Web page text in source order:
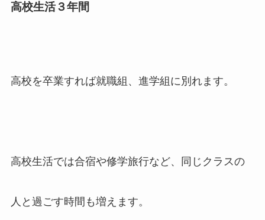
高校生活３年間
高校を卒業すれば就職組、進学組に別れます。
高校生活では合宿や修学旅行など、同じクラスの
人と過ごす時間も増えます。